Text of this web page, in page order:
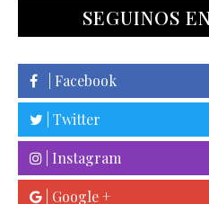
SEGUINOS
| Facebook
| Twitter
| Instagram
| Google +